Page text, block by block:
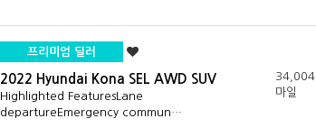
프리미엄 딜러
2022 Hyundai Kona SEL AWD SUV
Highlighted FeaturesLane
departureEmergency commun…
34,004
마일